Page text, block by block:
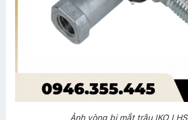
Ảnh vòng bi mắt trâu IKO